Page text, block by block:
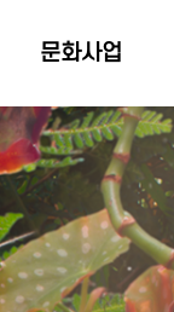
문화사업